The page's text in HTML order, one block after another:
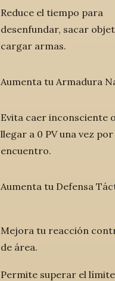
Reduce el tiempo para
desenfundar, sacar
cargar armas.
Aumenta tu Armadura
Evita caer inconsciente
llegar a 0 PV una vez por
encuentro.
Aumenta tu Defensa
Mejora tu reacción
de área.
Permite superar el